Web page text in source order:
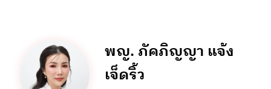
พญ. ภัคภิญญา แจ้ง
เจ็ดริ้ว